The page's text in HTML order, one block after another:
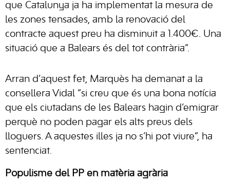
que Catalunya ja ha implementat la mesura de
les zones tensades, amb la renovació del
contracte aquest preu ha disminuit a 1.400€. Una
situació que a Balears és del tot contrària”.
Arran d’aquest fet, Marquès ha demanat a la
consellera Vidal “si creu que és una bona notícia
que els ciutadans de les Balears hagin d’emigrar
perquè no poden pagar els alts preus dels
lloguers. A aquestes illes ja no s’hi pot viure”, ha
sentenciat.
Populisme del PP en matèria agrària